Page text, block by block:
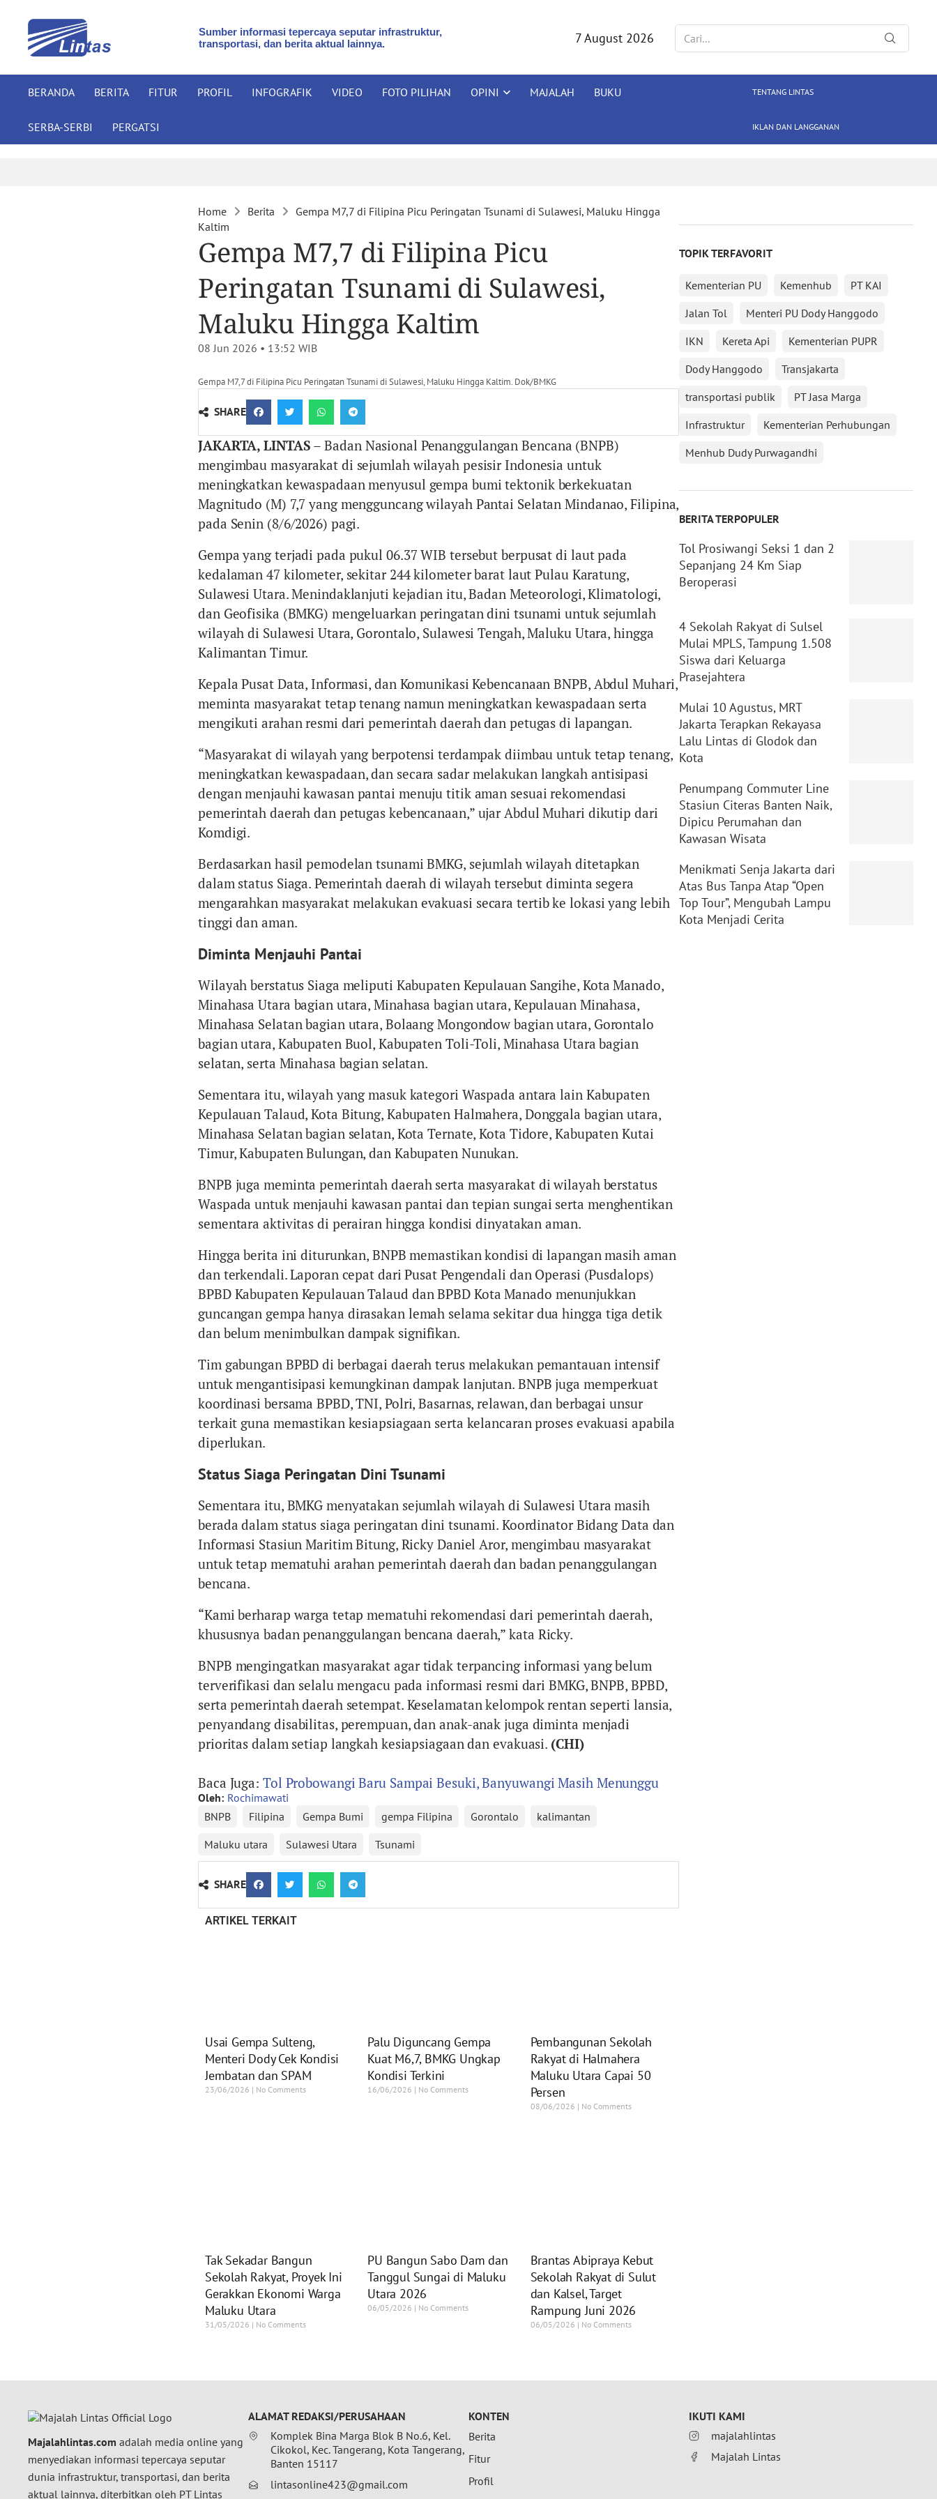
Sumber informasi tepercaya seputar infrastruktur,
transportasi, dan berita aktual lainnya.
7 August 2026
BERANDA BERITA FITUR PROFIL INFOGRAFIK VIDEO FOTO PILIHAN OPINI MAJALAH BUKU
SERBA-SERBI PERGATSI
TENTANG LINTAS
IKLAN DAN LANGGANAN
Home Berita
Gempa M7,7 di Filipina Picu Peringatan Tsunami di Sulawesi, Maluku Hingga
Kaltim
Gempa M7,7 di Filipina Picu
Peringatan Tsunami di Sulawesi,
Maluku Hingga Kaltim
08 Jun 2026 • 13:52 WIB
Gempa M7,7 di Filipina Picu Peringatan Tsunami di Sulawesi, Maluku Hingga Kaltim. Dok/BMKG
SHARE
JAKARTA, LINTAS – Badan Nasional Penanggulangan Bencana (BNPB)
mengimbau masyarakat di sejumlah wilayah pesisir Indonesia untuk
meningkatkan kewaspadaan menyusul gempa bumi tektonik berkekuatan
Magnitudo (M) 7,7 yang mengguncang wilayah Pantai Selatan Mindanao, Filipina,
pada Senin (8/6/2026) pagi.
Gempa yang terjadi pada pukul 06.37 WIB tersebut berpusat di laut pada
kedalaman 47 kilometer, sekitar 244 kilometer barat laut Pulau Karatung,
Sulawesi Utara. Menindaklanjuti kejadian itu, Badan Meteorologi, Klimatologi,
dan Geofisika (BMKG) mengeluarkan peringatan dini tsunami untuk sejumlah
wilayah di Sulawesi Utara, Gorontalo, Sulawesi Tengah, Maluku Utara, hingga
Kalimantan Timur.
Kepala Pusat Data, Informasi, dan Komunikasi Kebencanaan BNPB, Abdul Muhari,
meminta masyarakat tetap tenang namun meningkatkan kewaspadaan serta
mengikuti arahan resmi dari pemerintah daerah dan petugas di lapangan.
“Masyarakat di wilayah yang berpotensi terdampak diimbau untuk tetap tenang,
meningkatkan kewaspadaan, dan secara sadar melakukan langkah antisipasi
dengan menjauhi kawasan pantai menuju titik aman sesuai rekomendasi
pemerintah daerah dan petugas kebencanaan,” ujar Abdul Muhari dikutip dari
Komdigi.
Berdasarkan hasil pemodelan tsunami BMKG, sejumlah wilayah ditetapkan
dalam status Siaga. Pemerintah daerah di wilayah tersebut diminta segera
mengarahkan masyarakat melakukan evakuasi secara tertib ke lokasi yang lebih
tinggi dan aman.
Diminta Menjauhi Pantai
Wilayah berstatus Siaga meliputi Kabupaten Kepulauan Sangihe, Kota Manado,
Minahasa Utara bagian utara, Minahasa bagian utara, Kepulauan Minahasa,
Minahasa Selatan bagian utara, Bolaang Mongondow bagian utara, Gorontalo
bagian utara, Kabupaten Buol, Kabupaten Toli-Toli, Minahasa Utara bagian
selatan, serta Minahasa bagian selatan.
Sementara itu, wilayah yang masuk kategori Waspada antara lain Kabupaten
Kepulauan Talaud, Kota Bitung, Kabupaten Halmahera, Donggala bagian utara,
Minahasa Selatan bagian selatan, Kota Ternate, Kota Tidore, Kabupaten Kutai
Timur, Kabupaten Bulungan, dan Kabupaten Nunukan.
BNPB juga meminta pemerintah daerah serta masyarakat di wilayah berstatus
Waspada untuk menjauhi kawasan pantai dan tepian sungai serta menghentikan
sementara aktivitas di perairan hingga kondisi dinyatakan aman.
Hingga berita ini diturunkan, BNPB memastikan kondisi di lapangan masih aman
dan terkendali. Laporan cepat dari Pusat Pengendali dan Operasi (Pusdalops)
BPBD Kabupaten Kepulauan Talaud dan BPBD Kota Manado menunjukkan
guncangan gempa hanya dirasakan lemah selama sekitar dua hingga tiga detik
dan belum menimbulkan dampak signifikan.
Tim gabungan BPBD di berbagai daerah terus melakukan pemantauan intensif
untuk mengantisipasi kemungkinan dampak lanjutan. BNPB juga memperkuat
koordinasi bersama BPBD, TNI, Polri, Basarnas, relawan, dan berbagai unsur
terkait guna memastikan kesiapsiagaan serta kelancaran proses evakuasi apabila
diperlukan.
Status Siaga Peringatan Dini Tsunami
Sementara itu, BMKG menyatakan sejumlah wilayah di Sulawesi Utara masih
berada dalam status siaga peringatan dini tsunami. Koordinator Bidang Data dan
Informasi Stasiun Maritim Bitung, Ricky Daniel Aror, mengimbau masyarakat
untuk tetap mematuhi arahan pemerintah daerah dan badan penanggulangan
bencana.
“Kami berharap warga tetap mematuhi rekomendasi dari pemerintah daerah,
khususnya badan penanggulangan bencana daerah,” kata Ricky.
BNPB mengingatkan masyarakat agar tidak terpancing informasi yang belum
terverifikasi dan selalu mengacu pada informasi resmi dari BMKG, BNPB, BPBD,
serta pemerintah daerah setempat. Keselamatan kelompok rentan seperti lansia,
penyandang disabilitas, perempuan, dan anak-anak juga diminta menjadi
prioritas dalam setiap langkah kesiapsiagaan dan evakuasi. (CHI)
Baca Juga: Tol Probowangi Baru Sampai Besuki, Banyuwangi Masih Menunggu
Oleh: Rochimawati
BNPB
Filipina Gempa Bumi gempa Filipina Gorontalo
kalimantan
Maluku utara
Sulawesi Utara Tsunami
SHARE
ARTIKEL TERKAIT
Usai Gempa Sulteng,
Menteri Dody Cek Kondisi
Jembatan dan SPAM
23/06/2026 No Comments
Palu Diguncang Gempa
Kuat M6,7, BMKG Ungkap
Kondisi Terkini
16/06/2026 No Comments
Pembangunan Sekolah
Rakyat di Halmahera
Maluku Utara Capai 50
Persen
08/06/2026 No Comments
Tak Sekadar Bangun
Sekolah Rakyat, Proyek Ini
Gerakkan Ekonomi Warga
Maluku Utara
31/05/2026 No Comments
PU Bangun Sabo Dam dan
Tanggul Sungai di Maluku
Utara 2026
06/05/2026 No Comments
Brantas Abipraya Kebut
Sekolah Rakyat di Sulut
dan Kalsel, Target
Rampung Juni 2026
06/05/2026 No Comments
TOPIK TERFAVORIT
Kementerian PU Kemenhub
PT KAI
Jalan Tol
Menteri PU Dody Hanggodo
IKN
Kereta Api
Kementerian PUPR
Dody Hanggodo
Transjakarta
transportasi publik
PT Jasa Marga
Infrastruktur
Kementerian Perhubungan
Menhub Dudy Purwagandhi
BERITA TERPOPULER
Tol Prosiwangi Seksi 1 dan 2
Sepanjang 24 Km Siap
Beroperasi
4 Sekolah Rakyat di Sulsel
Mulai MPLS, Tampung 1.508
Siswa dari Keluarga
Prasejahtera
Mulai 10 Agustus, MRT
Jakarta Terapkan Rekayasa
Lalu Lintas di Glodok dan
Kota
Penumpang Commuter Line
Stasiun Citeras Banten Naik,
Dipicu Perumahan dan
Kawasan Wisata
Menikmati Senja Jakarta dari
Atas Bus Tanpa Atap “Open
Top Tour”, Mengubah Lampu
Kota Menjadi Cerita
Majalahlintas.com adalah media online yang
menyediakan informasi tepercaya seputar
dunia infrastruktur, transportasi, dan berita
aktual lainnya, diterbitkan oleh PT Lintas
ALAMAT REDAKSI/PERUSAHAAN
Komplek Bina Marga Blok B No.6, Kel.
Cikokol, Kec. Tangerang, Kota Tangerang,
Banten 15117
lintasonline423@gmail.com
KONTEN
Berita
Fitur
Profil
IKUTI KAMI
majalahlintas
Majalah Lintas